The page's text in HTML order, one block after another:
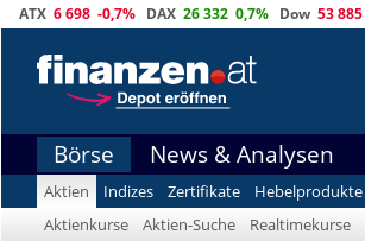
ATX 6 698 -0,7% DAX 26 332 0,7% Dow 53 885
Börse News & Analysen
Aktien Indizes Zertifikate Hebelprodukte
Aktienkurse
Aktien-Suche Realtimekurse